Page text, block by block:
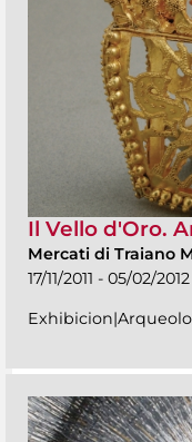
Il Vello d'Oro.
Mercati di Traiano
17/11/2011 - 05/02/2012